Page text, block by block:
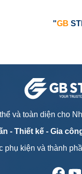
"GB
và toàn diện cho
- Thiết kế - Gia
phụ kiện và thành